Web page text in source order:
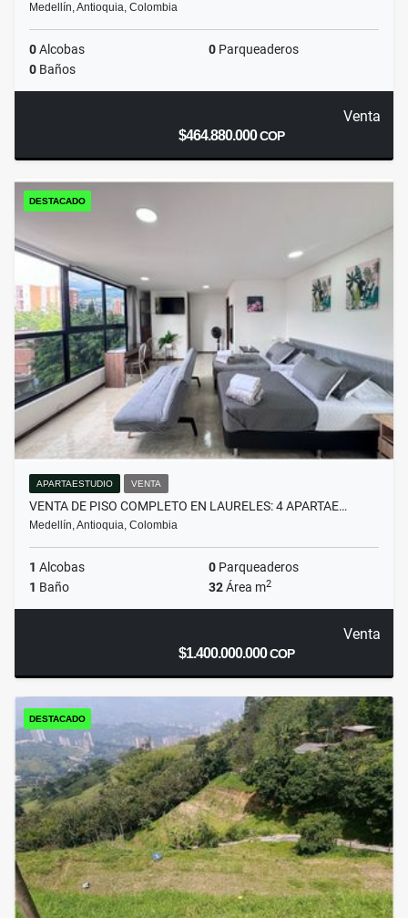
Medellín, Antioquia, Colombia
0Alcobas 0 Parqueaderos
0 Baños
Venta
$464.880.000COP
DESTACADO
APARTAESTUDIO VENTA
VENTA DE PISO COMPLETO EN LAURELES: 4 APARTAE…
Medellín, Antioquia, Colombia
1 Alcobas 0 Parqueaderos
1 Baño 32Área m2
Venta
$1.400.000.000COP
DESTACADO